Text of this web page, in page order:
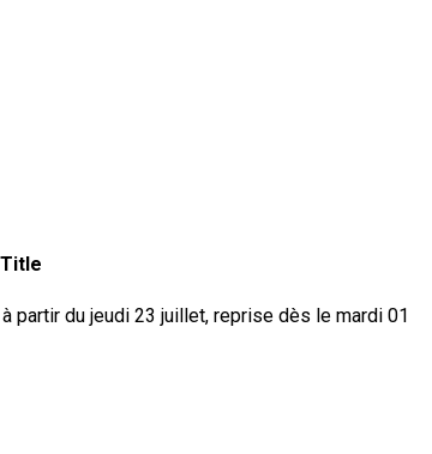
partir du jeudi 23 juillet, reprise dès le mardi 01
Title